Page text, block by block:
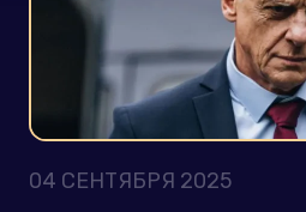
04 СЕНТЯБРЯ 2025